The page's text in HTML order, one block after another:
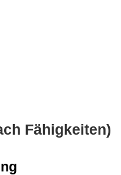
Fähigkeiten)